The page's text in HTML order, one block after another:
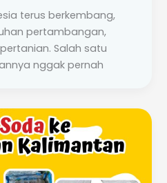
terus berkembang,
pertambangan,
Salah satu
nggak pernah